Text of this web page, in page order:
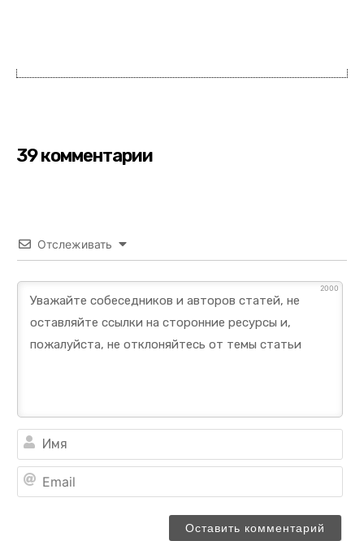
39 комментарии
Отслеживать
2000